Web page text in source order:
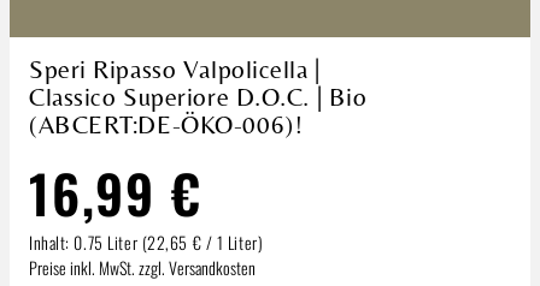
Speri Ripasso Valpolicella |
Classico Superiore D.O.C. | Bio
(ABCERT:DE-ÖKO-006)!
16,99 €
Inhalt: 0.75 Liter (22,65 € / 1 Liter)
Preise inkl. MwSt. zzgl. Versandkosten